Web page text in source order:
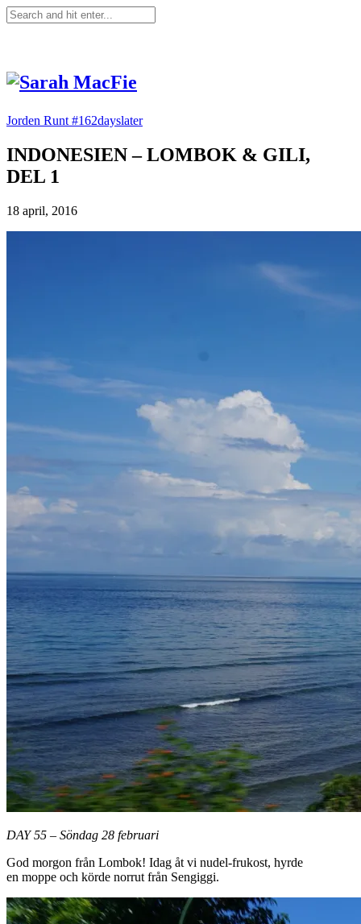
Jorden Runt #162dayslater
INDONESIEN – LOMBOK & GILI,
DEL 1
18 april, 2016
DAY 55 – Söndag 28 februari
God morgon från Lombok! Idag åt vi nudel-frukost, hyrde
en moppe och körde norrut från Sengiggi.